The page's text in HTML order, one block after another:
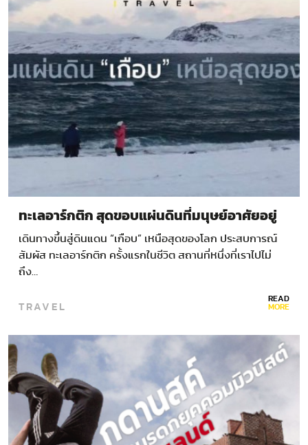
ทะเลอาร์กติก สุดขอบแผ่นดินที่มนุษย์อาศัยอยู่
เดินทางขึ้นสู่ดินแดน “เกือบ” เหนือสุดของโลก ประสบการณ์
สัมผัส ทะเลอาร์กติก ครั้งแรกในชีวิต สถานที่หนึ่งที่เราไปไม่
ถึง…
TRAVEL READ
MORE